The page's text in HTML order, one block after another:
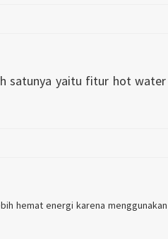
satunya yaitu fitur hot water
hemat energi karena menggunakan